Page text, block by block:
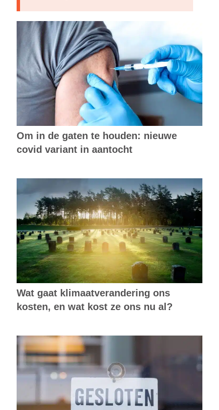
Om in de gaten te houden: nieuwe
covid variant in aantocht
Wat gaat klimaatverandering ons
kosten, en wat kost ze ons nu al?